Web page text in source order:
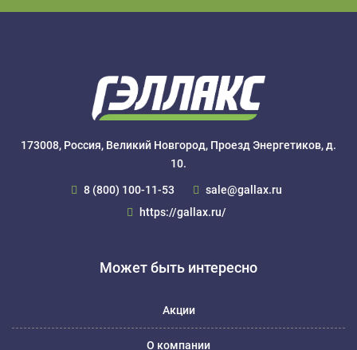
173008, Россия, Великий Новгород, Проезд Энергетиков, д.
10.
8 (800) 100-11-53
sale@gallax.ru
https://gallax.ru/
Может быть интересно
Акции
О компании